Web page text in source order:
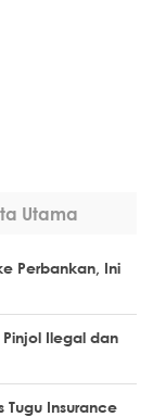
Utama
Perbankan, Ini
Pinjol Ilegal dan
Tugu Insurance